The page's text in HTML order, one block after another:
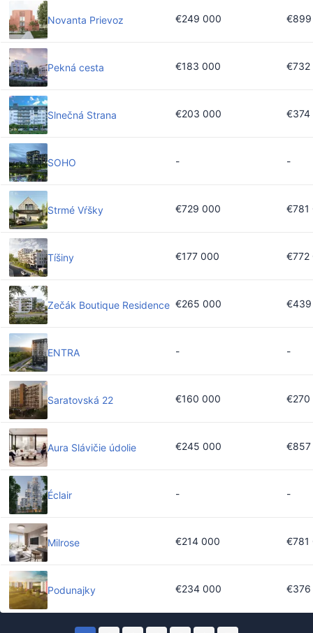
Novanta Prievoz €249 000
Pekná cesta €183 000 €732
Slnečná Strana €203 000 €374
SOHO - -
Strmé Vŕšky €729 000 €781
Tíšiny €177 000 €772
Zečák Boutique Residence €265 000
ENTRA - -
Saratovská 22 €160 000 €270
Aura Slávičie údolie €245 000
Éclair - -
Milrose €214 000 €781
Podunajky €234 000